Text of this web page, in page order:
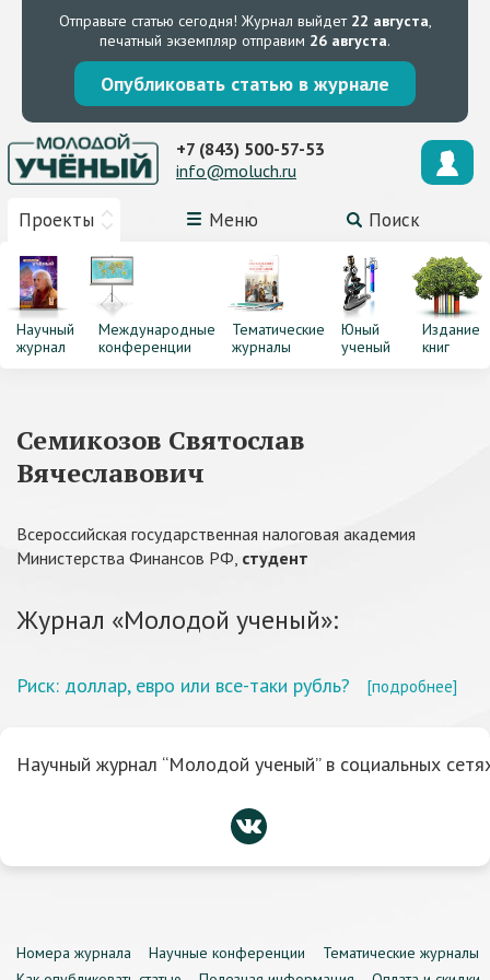
Отправьте статью сегодня! Журнал выйдет 22 августа,
печатный экземпляр отправим 26 августа.
Опубликовать статью в журнале
Проекты Меню Поиск
+7 (843) 500-57-53
info@moluch.ru
Научный
журнал
Международные
конференции
Тематические
журналы
Юный
ученый
Издание
книг
Семикозов Святослав
Вячеславович
Всероссийская государственная налоговая академия
Министерства Финансов РФ, студент
Журнал «Молодой ученый»:
Риск: доллар, евро или все-таки рубль? [подробнее]
Научный журнал “Молодой ученый” в социальных
Номера журнала Научные конференции
Тематические журналы